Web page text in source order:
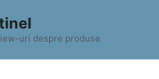
uri despre produse